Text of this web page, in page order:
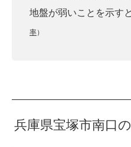
地盤が弱いことを示す
率）
兵庫県宝塚市南口